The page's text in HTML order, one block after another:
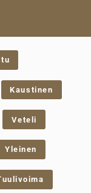
Kaustinen
Veteli
Yleinen